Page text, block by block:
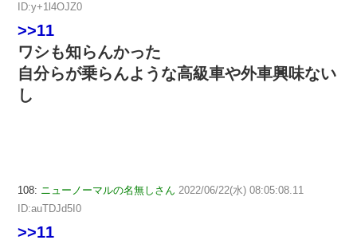
ID:y+1l4OJZ0
>>11
ワシも知らんかった
自分らが乗らんような高級車や外車興味ない
し
108: ニューノーマルの名無しさん 2022/06/22(水) 08:05:08.11
ID:auTDJd5I0
>>11